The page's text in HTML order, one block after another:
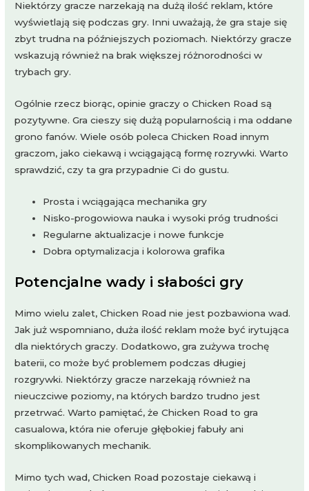
Niektórzy gracze narzekają na dużą ilość reklam, które
wyświetlają się podczas gry. Inni uważają, że gra staje się
zbyt trudna na późniejszych poziomach. Niektórzy gracze
wskazują również na brak większej różnorodności w
trybach gry.
Ogólnie rzecz biorąc, opinie graczy o Chicken Road są
pozytywne. Gra cieszy się dużą popularnością i ma oddane
grono fanów. Wiele osób poleca Chicken Road innym
graczom, jako ciekawą i wciągającą formę rozrywki. Warto
sprawdzić, czy ta gra przypadnie Ci do gustu.
Prosta i wciągająca mechanika gry
Nisko-progowiowa nauka i wysoki próg trudności
Regularne aktualizacje i nowe funkcje
Dobra optymalizacja i kolorowa grafika
Potencjalne wady i słabości gry
Mimo wielu zalet, Chicken Road nie jest pozbawiona wad.
Jak już wspomniano, duża ilość reklam może być irytująca
dla niektórych graczy. Dodatkowo, gra zużywa trochę
baterii, co może być problemem podczas długiej
rozgrywki. Niektórzy gracze narzekają również na
nieuczciwe poziomy, na których bardzo trudno jest
przetrwać. Warto pamiętać, że Chicken Road to gra
casualowa, która nie oferuje głębokiej fabuły ani
skomplikowanych mechanik.
Mimo tych wad, Chicken Road pozostaje ciekawą i